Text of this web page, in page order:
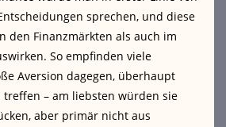
sprechen, und diese
den Finanzmärkten als auch im
So empfinden viele
Aversion dagegen, überhaupt
treffen – am liebsten würden sie
aber primär nicht aus